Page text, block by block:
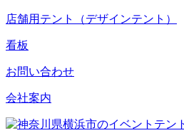
店舗用テント（デザインテント）
看板
お問い合わせ
会社案内